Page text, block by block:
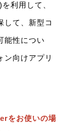
利用して、
して、新型コ
能性につい
ン向けアプリ
をお使いの場